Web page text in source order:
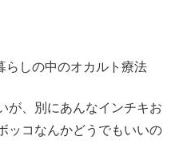
しの中のオカルト療法
が、別にあんなインチキお
ッコなんかどうでもいいの